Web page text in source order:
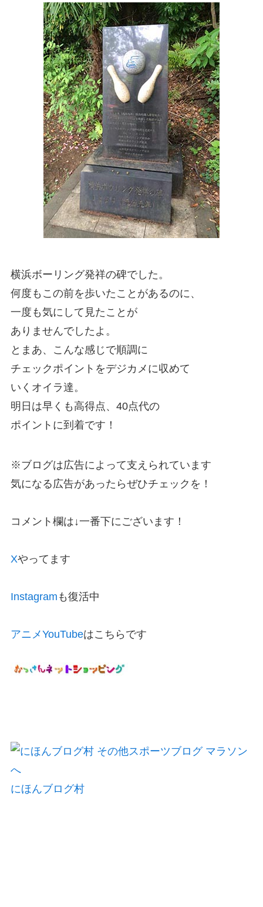
横浜ボーリング発祥の碑でした。
何度もこの前を歩いたことがあるのに、
一度も気にして見たことが
ありませんでしたよ。
とまあ、こんな感じで順調に
チェックポイントをデジカメに収めて
いくオイラ達。
明日は早くも高得点、40点代の
ポイントに到着です！
※ブログは広告によって支えられています
気になる広告があったらぜひチェックを！
コメント欄は↓一番下にございます！
Xやってます
Instagram も復活中
アニメYouTubeはこちらです
にほんブログ村